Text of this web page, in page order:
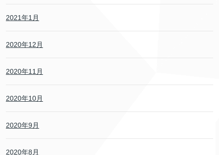
2021年1月
2020年12月
2020年11月
2020年10月
2020年9月
2020年8月